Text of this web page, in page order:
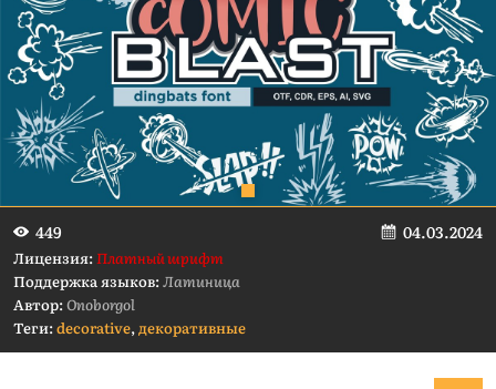
449 04.03.2024
Лицензия: Платный шрифт
Поддержка языков:Латиница
Автор:Onoborgol
Теги:decorative, декоративные